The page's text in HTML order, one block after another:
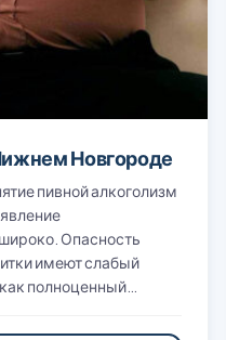
Новгороде
пивной алкоголизм
Опасность
имеют слабый
полноценный…